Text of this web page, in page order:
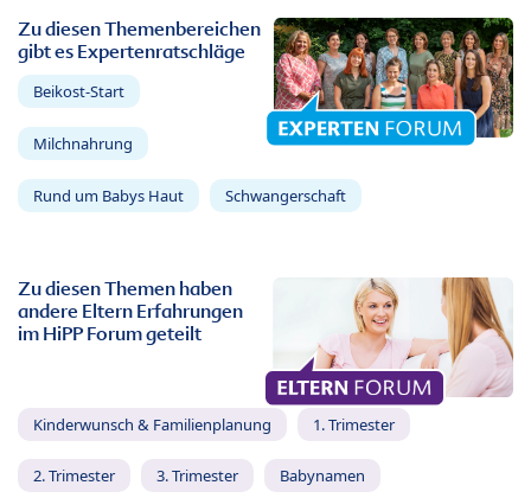
Zu diesen Themenbereichen
gibt es Expertenratschläge
Beikost-Start
Milchnahrung
Rund um Babys Haut Schwangerschaft
Zu diesen Themen haben
andere Eltern Erfahrungen
im HiPP Forum geteilt
Kinderwunsch & Familienplanung 1. Trimester
2. Trimester 3. Trimester Babynamen